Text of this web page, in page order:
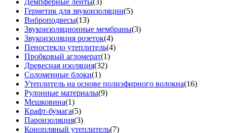
Демпферные ленты(3)
Герметик для звукоизоляции(5)
Виброподвесы(13)
Звукоизоляционные мембраны(3)
Звукоизоляция розеток(4)
Пеностекло утеплитель(4)
Пробковый агломерат(1)
Древесная изоляция(32)
Соломенные блоки(1)
Утеплитель на основе полиэфирного волокна(16)
Рулонные материалы(9)
Мешковина(1)
Крафт-бумага(5)
Пароизоляция(3)
Конопляный утеплитель(7)